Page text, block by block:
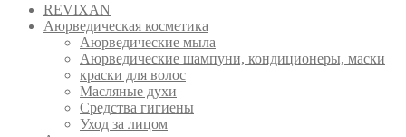
REVIXAN
Аюрведическая косметика
Аюрведические мыла
Аюрведические шампуни, кондиционеры, маски
краски для волос
Масляные духи
Средства гигиены
Уход за лицом